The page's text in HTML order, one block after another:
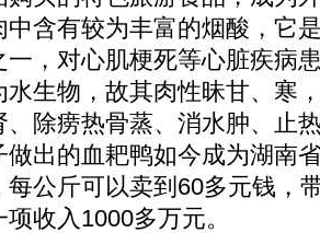
中含有较为丰富的烟酸，它
一，对心肌梗死等心脏疾病
水生物，故其肉性昧甘、寒
、除痨热骨蒸、消水肿、止
做出的血耙鸭如今成为湖南
每公斤可以卖到60多元钱，
收入1000多万元。